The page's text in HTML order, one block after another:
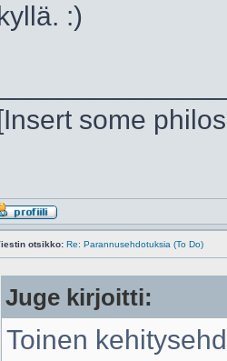
:)
some
otsikko: Re: Parannusehdotuksia (To Do)
Juge kirjoitti:
Toinen